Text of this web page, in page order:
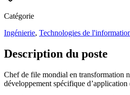
Catégorie
Ingénierie, Technologies de
Description du poste
Chef de file mondial en transformation
développement spécifique